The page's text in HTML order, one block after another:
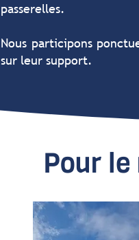
passerelles.
Nous participons
sur leur support.
Pour le